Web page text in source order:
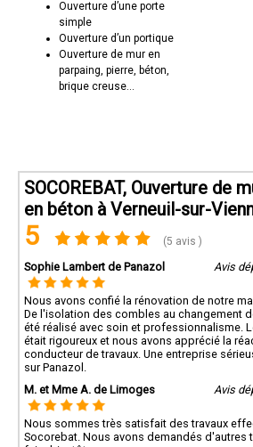
Ouverture d’une porte
simple
Ouverture d’un portique
Ouverture de mur en
parpaing, pierre, béton,
brique creuse...
SOCOREBAT, Ouverture de
en béton à Verneuil-sur-
5 (5 avis )
Sophie Lambert de Panazol Avis
Nous avons confié la rénovation de notre
De l'isolation des combles au changement
été réalisé avec soin et professionnalisme.
était rigoureux et nous avons apprécié la
conducteur de travaux. Une entreprise
sur Panazol.
M. et Mme A. de Limoges
Avis
Nous sommes très satisfait des travaux
Socorebat. Nous avons demandés d'autres